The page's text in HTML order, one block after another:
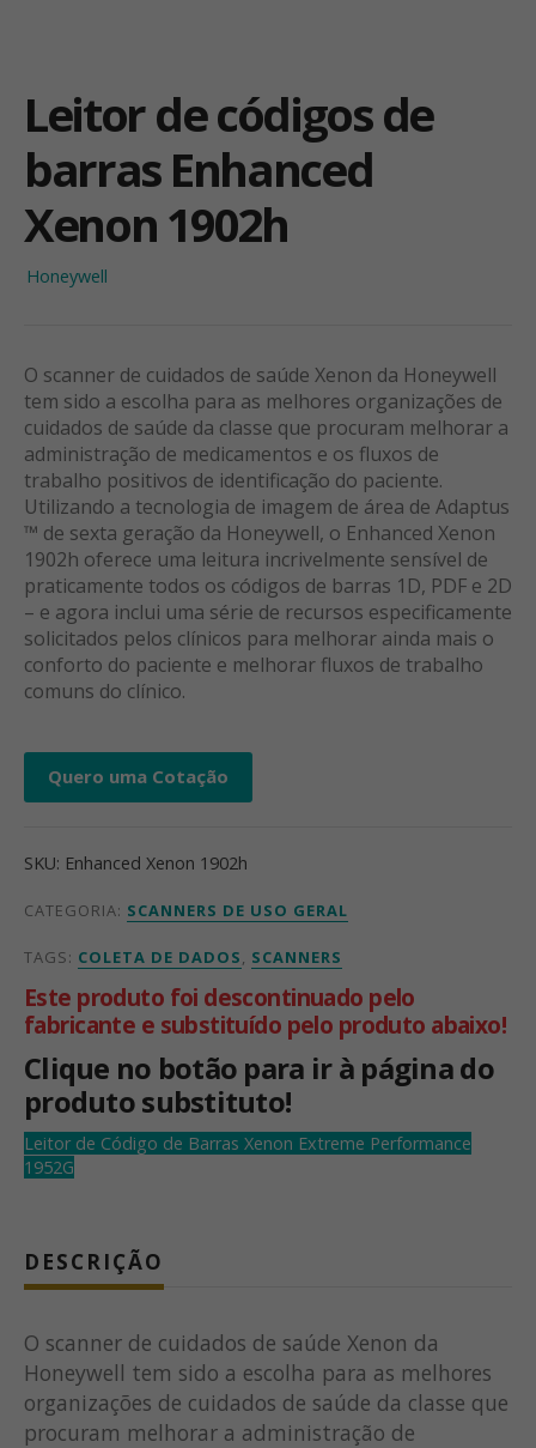
Leitor de códigos de
barras Enhanced
Xenon 1902h
Honeywell
O scanner de cuidados de saúde Xenon da Honeywell
tem sido a escolha para as melhores organizações de
cuidados de saúde da classe que procuram melhorar a
administração de medicamentos e os fluxos de
trabalho positivos de identificação do paciente.
Utilizando a tecnologia de imagem de área de Adaptus
™ de sexta geração da Honeywell, o Enhanced Xenon
1902h oferece uma leitura incrivelmente sensível de
praticamente todos os códigos de barras 1D, PDF e 2D
– e agora inclui uma série de recursos especificamente
solicitados pelos clínicos para melhorar ainda mais o
conforto do paciente e melhorar fluxos de trabalho
comuns do clínico.
Quero uma Cotação
SKU: Enhanced Xenon 1902h
CATEGORIA: SCANNERS DE USO GERAL
TAGS: COLETA DE DADOS, SCANNERS
Este produto foi descontinuado pelo
fabricante e substituído pelo produto abaixo!
Clique no botão para ir à página do
produto substituto!
Leitor de Código de Barras Xenon Extreme Performance
1952G
DESCRIÇÃO
O scanner de cuidados de saúde Xenon da
Honeywell tem sido a escolha para as melhores
organizações de cuidados de saúde da classe que
procuram melhorar a administração de